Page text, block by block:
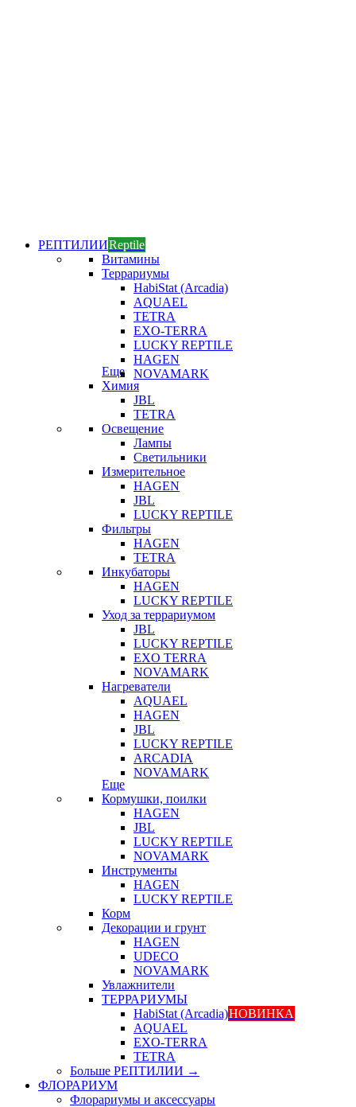
РЕПТИЛИИReptile
Витамины
Террариумы
HabiStat (Arcadia)
AQUAEL
TETRA
EXO-TERRA
LUCKY REPTILE
HAGEN
NOVAMARK
Еще
Химия
JBL
TETRA
Освещение
Лампы
Светильники
Измерительное
HAGEN
JBL
LUCKY REPTILE
Фильтры
HAGEN
TETRA
Инкубаторы
HAGEN
LUCKY REPTILE
Уход за террариумом
JBL
LUCKY REPTILE
EXO TERRA
NOVAMARK
Нагреватели
AQUAEL
HAGEN
JBL
LUCKY REPTILE
ARCADIA
NOVAMARK
Еще
Кормушки, поилки
HAGEN
JBL
LUCKY REPTILE
NOVAMARK
Инструменты
HAGEN
LUCKY REPTILE
Корм
Декорации и грунт
HAGEN
UDECO
NOVAMARK
Увлажнители
ТЕРРАРИУМЫ
HabiStat (Arcadia)НОВИНКА
AQUAEL
EXO-TERRA
TETRA
Больше РЕПТИЛИИ →
ФЛОРАРИУМ
Флорариумы и аксессуары